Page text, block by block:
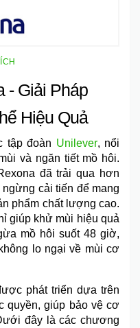
- Giải Pháp
Hiệu Quả
tập đoàn Unilever, nổi
và ngăn tiết mồ hôi.
đã trải qua hơn
cải tiến để mang
phẩm chất lượng cao.
giúp khử mùi hiệu quả
mồ hôi suốt 48 giờ,
lo ngại về mùi cơ
phát triển dựa trên
quyền, giúp bảo vệ cơ
đây là các chương